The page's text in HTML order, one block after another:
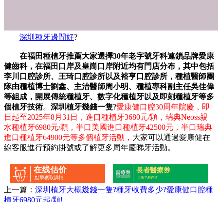
深圳種牙邊間好?
在福田種植牙推薦大家選擇30年老字號牙科連鎖品牌愛康
健齒科，在福田口岸及皇崗口岸附近均有門店分布，其中包括
李川口腔診所、王琦口腔診所以及裕亨口腔診所，種植醫師團
隊由種植博士劉鑫、主治醫師周小明、種植專科副主任吳佳偉
等組成，開展傳統種植牙、數字化種植牙以及即刻種植牙等多
個植牙技術。 深圳植牙幾錢一隻?愛康健口腔30周年院慶，即
日起至2025年8月31日，進口種植牙3680元/顆，瑞典Neoss親
水種植牙6980元/顆，半口美國進口種植牙42500元，半口瑞典
進口種植牙64900元等多個植牙活動， 大家可以通過愛康健在
線客服進行預約掛號或了解更多周年慶睇牙活動。
在线估价
點擊獲取詳情
長者醫療券
点击了解详情
上一篇： 深圳植牙大概幾錢一隻?種牙收費多少?愛康健口腔種
植牙6980元起/顆!